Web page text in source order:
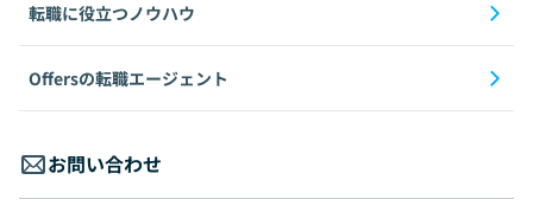
転職に役立つノウハウ
Offersの転職エージェント
お問い合わせ